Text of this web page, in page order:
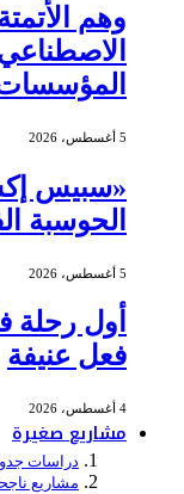
وهم
5 أغسطس، 2026
«سبيس
الحوسبة
5 أغسطس، 2026
فعل عنيفة
4 أغسطس، 2026
مشاريع صغيرة
دراسات
مشاريع